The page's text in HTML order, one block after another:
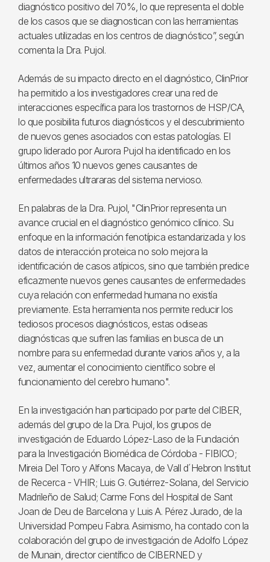
diagnóstico positivo del 70%, lo que representa el doble
de los casos que se diagnostican con las herramientas
actuales utilizadas en los centros de diagnóstico”, según
comenta la Dra. Pujol.
Además de su impacto directo en el diagnóstico, ClinPrior
ha permitido a los investigadores crear una red de
interacciones específica para los trastornos de HSP/CA,
lo que posibilita futuros diagnósticos y el descubrimiento
de nuevos genes asociados con estas patologías. El
grupo liderado por Aurora Pujol ha identificado en los
últimos años 10 nuevos genes causantes de
enfermedades ultrararas del sistema nervioso.
En palabras de la Dra. Pujol, "ClinPrior representa un
avance crucial en el diagnóstico genómico clínico. Su
enfoque en la información fenotípica estandarizada y los
datos de interacción proteica no solo mejora la
identificación de casos atípicos, sino que también predice
eficazmente nuevos genes causantes de enfermedades
cuya relación con enfermedad humana no existía
previamente. Esta herramienta nos permite reducir los
tediosos procesos diagnósticos, estas odiseas
diagnósticas que sufren las familias en busca de un
nombre para su enfermedad durante varios años y, a la
vez, aumentar el conocimiento científico sobre el
funcionamiento del cerebro humano".
En la investigación han participado por parte del CIBER,
además del grupo de la Dra. Pujol, los grupos de
investigación de Eduardo López-Laso de la Fundación
para la Investigación Biomédica de Córdoba - FIBICO;
Mireia Del Toro y Alfons Macaya, de Vall d´Hebron Institut
de Recerca - VHIR; Luis G. Gutiérrez-Solana, del Servicio
Madrileño de Salud; Carme Fons del Hospital de Sant
Joan de Deu de Barcelona y Luis A. Pérez Jurado, de la
Universidad Pompeu Fabra. Asimismo, ha contado con la
colaboración del grupo de investigación de Adolfo López
de Munain, director científico de CIBERNED y